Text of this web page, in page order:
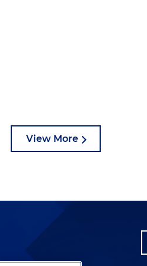
en debida forma. De no
Y estamos hablando de
la ley, al estar solo en el
ajorol del análisis. Hace un
acompañarnos y en Holland
que escuchen
View More